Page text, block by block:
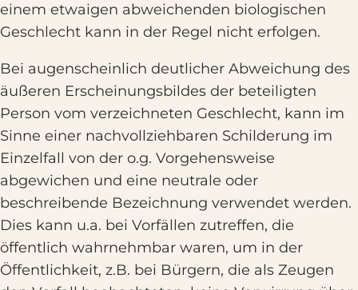
einem etwaigen abweichenden biologischen
Geschlecht kann in der Regel nicht erfolgen.
Bei augenscheinlich deutlicher Abweichung des
äußeren Erscheinungsbildes der beteiligten
Person vom verzeichneten Geschlecht, kann im
Sinne einer nachvollziehbaren Schilderung im
Einzelfall von der o.g. Vorgehensweise
abgewichen und eine neutrale oder
beschreibende Bezeichnung verwendet werden.
Dies kann u.a. bei Vorfällen zutreffen, die
öffentlich wahrnehmbar waren, um in der
Öffentlichkeit, z.B. bei Bürgern, die als Zeugen